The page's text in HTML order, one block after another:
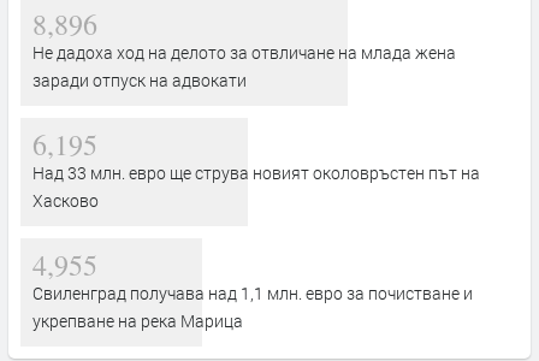
8,896
Не дадоха ход на делото за отвличане на млада жена
заради отпуск на адвокати
6,195
Над 33 млн. евро ще струва новият околовръстен път на
Хасково
4,955
Свиленград получава над 1,1 млн. евро за почистване и
укрепване на река Марица